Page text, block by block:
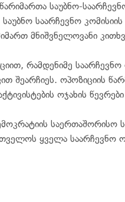
საუბნო-
საარჩევნო
მნიშვნელოვანი
რამდენიმე საარჩევნო
შეარჩიეს. ოპოზიციის
ოჯახის
საერთაშორისო
ყველა